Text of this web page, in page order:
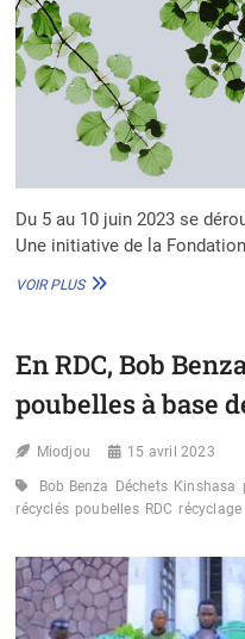
Du 5 au 10 juin 2023 se
Une initiative de la
VOIR PLUSBÉNIN :
L’ÉCOLOGIE »
CE
5
En RDC, Bob
poubelles à base
Miodjou 15 avril 2023
Bob Benza Déchets Kinshasa
récyclés poubelles RDC récyclage